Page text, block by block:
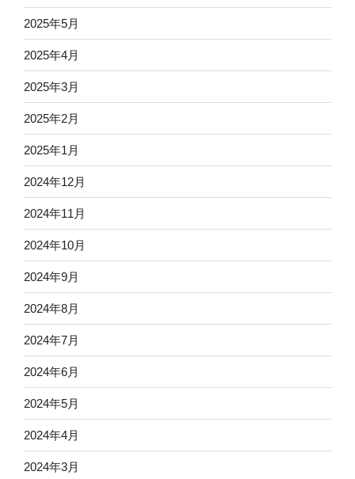
2025年5月
2025年4月
2025年3月
2025年2月
2025年1月
2024年12月
2024年11月
2024年10月
2024年9月
2024年8月
2024年7月
2024年6月
2024年5月
2024年4月
2024年3月